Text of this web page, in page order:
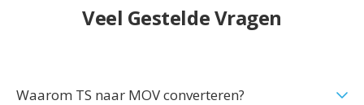
Veel Gestelde Vragen
Waarom TS naar MOV converteren?